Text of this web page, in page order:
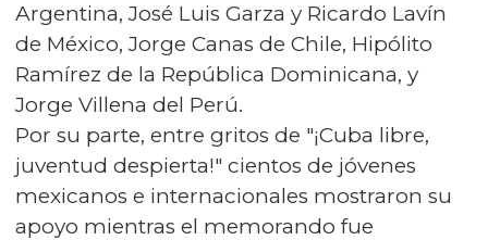
Argentina, José Luis Garza y Ricardo Lavín
de México, Jorge Canas de Chile, Hipólito
Ramírez de la República Dominicana, y
Jorge Villena del Perú.
Por su parte, entre gritos de "¡Cuba libre,
juventud despierta!" cientos de jóvenes
mexicanos e internacionales mostraron su
apoyo mientras el memorando fue